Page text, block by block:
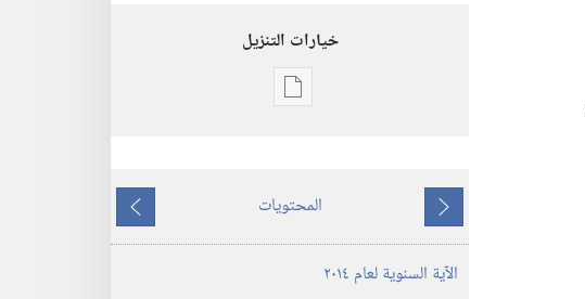
خيارات التنزيل
خيارات
السنوي
لشهود
ما
يسبق
المحتويات
ما
يلي
الآية السنوية لعام ٢٠١٤